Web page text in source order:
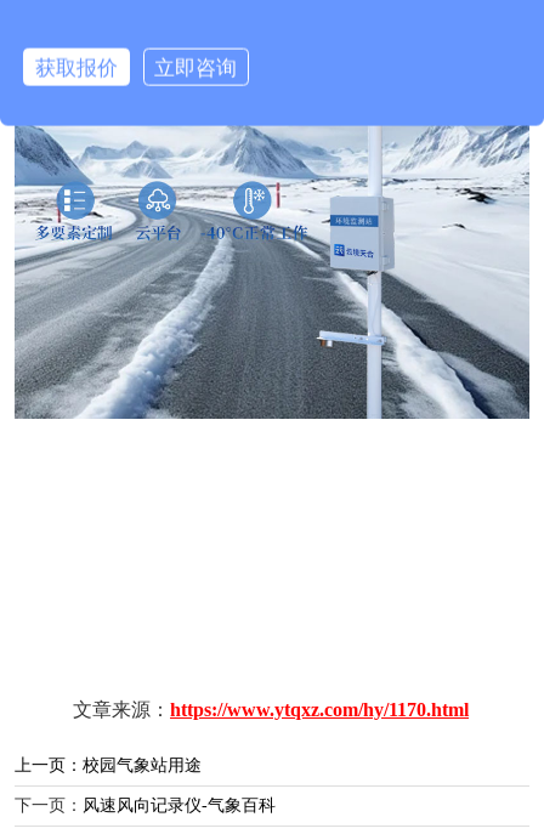
文章来源： https://www.ytqxz.com/hy/1170.html
上一页： 校园气象站用途
下一页： 风速风向记录仪-气象百科
获取报价 立即咨询